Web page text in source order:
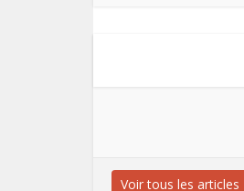
Voir tous les articles